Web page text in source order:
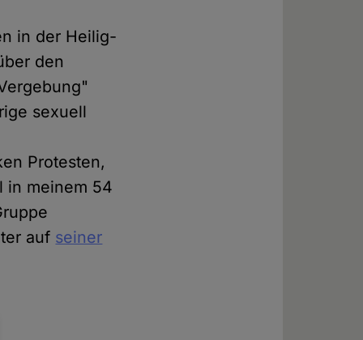
in der Heilig-
den
sexuell
Protesten,
in meinem 54
auf seiner